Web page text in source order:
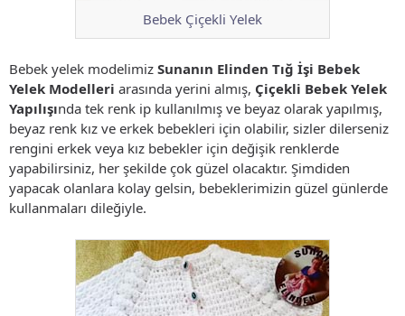
Bebek Çiçekli Yelek
Bebek yelek modelimiz Sunanın Elinden Tığ İşi Bebek
Yelek Modelleri arasında yerini almış, Çiçekli Bebek Yelek
Yapılışında tek renk ip kullanılmış ve beyaz olarak yapılmış,
beyaz renk kız ve erkek bebekleri için olabilir, sizler dilerseniz
rengini erkek veya kız bebekler için değişik renklerde
yapabilirsiniz, her şekilde çok güzel olacaktır. Şimdiden
yapacak olanlara kolay gelsin, bebeklerimizin güzel günlerde
kullanmaları dileğiyle.